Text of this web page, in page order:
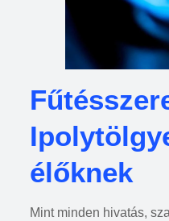
élőknek
Mint minden hivatás,